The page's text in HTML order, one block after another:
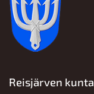
Reisjärven kunta